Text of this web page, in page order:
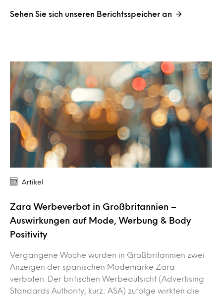
Sehen Sie sich unseren Berichtsspeicher an
Artikel
Zara Werbeverbot in Großbritannien –
Auswirkungen auf Mode, Werbung & Body
Positivity
Vergangene Woche wurden in Großbritannien zwei
Anzeigen der spanischen Modemarke Zara
verboten. Der britischen Werbeaufsicht (Advertising
Standards Authority, kurz: ASA) zufolge wirkten die